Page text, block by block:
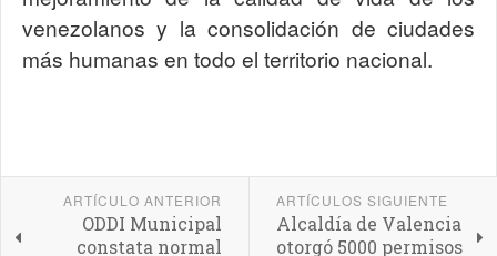
venezolanos y la consolidación de ciudades
más humanas en todo el territorio nacional.
ARTÍCULO ANTERIOR
ODDI Municipal
constata normal
ARTÍCULOS SIGUIENTE
Alcaldía de Valencia
otorgó 5000 permisos